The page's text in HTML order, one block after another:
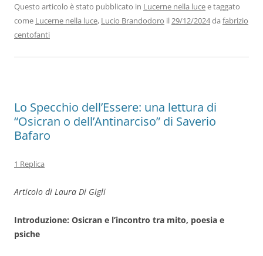
b
o
dI
n
A
p
a
m
vi
di
Questo articolo è stato pubblicato in Lucerne nella lucee taggato
come Lucerne nella luce, Lucio Brandodoro il29/12/2024da fabrizio
centofanti
Lo Specchio dell’Essere: una lettura di
“Osicran o dell’Antinarciso” di Saverio
Bafaro
1 Replica
Articolo di Laura Di Gigli
Introduzione: Osicran e l’incontro tra mito, poesia e
psiche